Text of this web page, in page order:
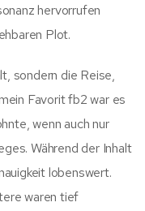
hervorrufen
Plot.
sondern die Reise,
Favorit fb2 war es
wenn auch nur
Während der Inhalt
lobenswert.
waren tief